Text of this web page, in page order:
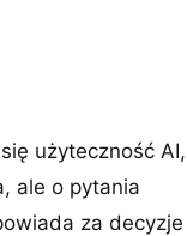
użyteczność AI,
ale o pytania
za decyzje